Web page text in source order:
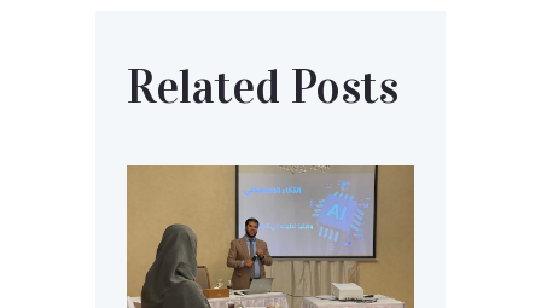
Related Posts